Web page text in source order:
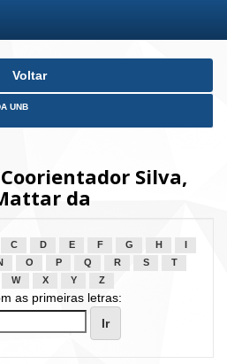
Voltar
UNB
Silva,
da
C D E F G H
O P Q R S
T
W X Y Z
as primeiras letras: